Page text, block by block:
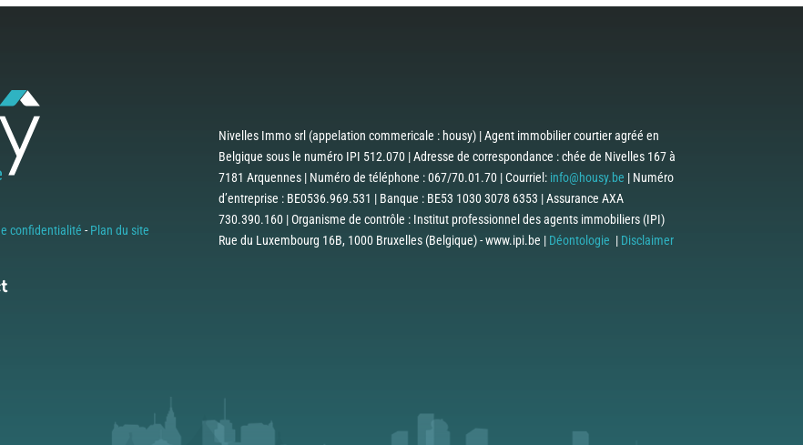
confidentialité -Plan du site
Nivelles Immo srl (appelation commericale : housy) | Agent immobilier courtier agréé en
Belgique sous le numéro IPI 512.070 | Adresse de correspondance : chée de Nivelles 167 à
7181 Arquennes | Numéro de téléphone : 067/70.01.70 | Courriel: info@housy.be | Numéro
d’entreprise : BE0536.969.531 | Banque : BE53 1030 3078 6353 | Assurance AXA
730.390.160 | Organisme de contrôle : Institut professionnel des agents immobiliers (IPI)
Rue du Luxembourg 16B, 1000 Bruxelles (Belgique) - www.ipi.be | Déontologie | Disclaimer